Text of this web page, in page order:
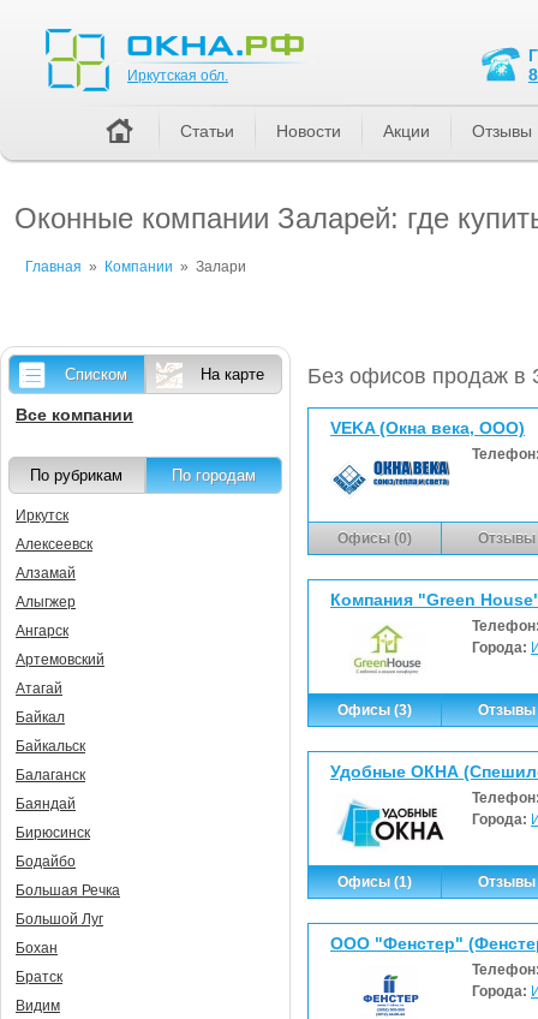
Оконные компании Заларей: где
Главная » Компании » Залари
Без офисов продаж в
VEKA (Окна века, ООО)
Офисы (0) Отзывы
Компания "Green
Города:
Офисы (3) Отзывы
Удобные ОКНА
Города:
Офисы (1) Отзывы
ООО "Фенстер"
Города:
Списком На карте
Все компании
По рубрикам По городам
Иркутск
Алексеевск
Алзамай
Алыгжер
Ангарск
Артемовский
Атагай
Байкал
Байкальск
Балаганск
Баяндай
Бирюсинск
Бодайбо
Большая Речка
Большой Луг
Бохан
Братск
Видим
Иркутская обл.
Статьи Новости Акции Отзывы